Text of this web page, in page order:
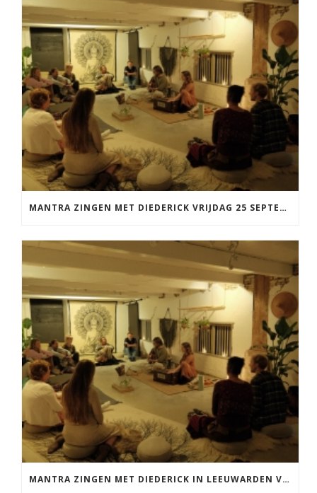
MANTRA ZINGEN MET DIEDERICK VRIJDAG 25 SEPTEMBER EN 20 NOVEMBER
MANTRA ZINGEN MET DIEDERICK IN LEEUWARDEN VRIJDAG 12 JUNI KIRTAN